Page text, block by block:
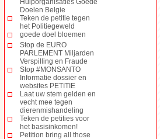
Doelen Belgie
Teken de petitie tegen
het Politiegeweld
goede doel bloemen
Stop de EURO
PARLEMENT Miljarden
Verspilling en Fraude
Stop #MONSANTO
Informatie dossier en
websites PETITIE
Laat uw stem gelden en
vecht mee tegen
dierenmishandeling
Teken de petities voor
het basisinkomen!
Petition bring all those